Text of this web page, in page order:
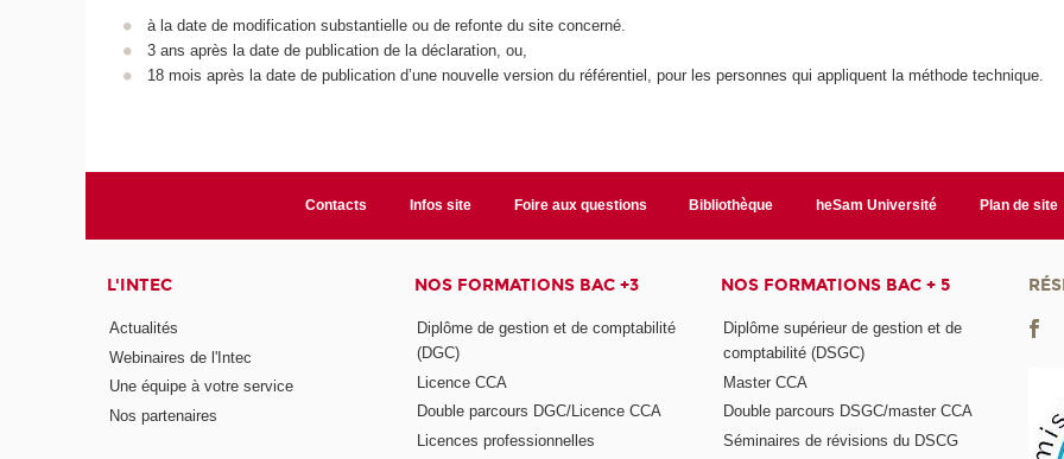
à la date de modification substantielle ou de refonte du site concerné.
3 ans après la date de publication de la déclaration, ou,
18 mois après la date de publication d’une nouvelle version du référentiel, pour les personnes qui appliquent la méthode technique.
Contacts Infos site Foire aux questions Bibliothèque heSam Université Plan de site
L'INTEC
Actualités
Webinaires de l'Intec
Une équipe à votre service
Nos partenaires
NOS FORMATIONS BAC +3
Diplôme de gestion et de comptabilité
(DGC)
Licence CCA
Double parcours DGC/Licence CCA
Licences professionnelles
NOS FORMATIONS BAC + 5
Diplôme supérieur de gestion et de
comptabilité (DSGC)
Master CCA
Double parcours DSGC/master CCA
Séminaires de révisions du DSCG